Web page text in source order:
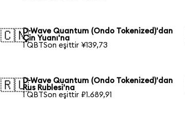
🇨🇳D-Wave Quantum (Ondo Tokenized)'dan
Çin Yuanı'na
1 QBTSon eşittir ¥139,73
🇷🇺D-Wave Quantum (Ondo Tokenized)'dan
Rus Rublesi'na
1 QBTSon eşittir ₽1.689,91